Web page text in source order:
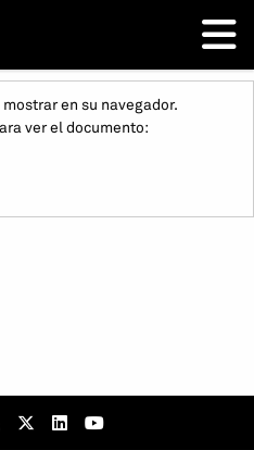
en su navegador.
ver el documento: